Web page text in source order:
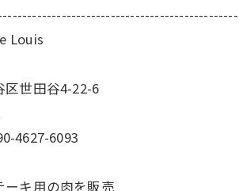
Louis
区世田谷4-22-6
4627-6093
ーキ用の肉を販売